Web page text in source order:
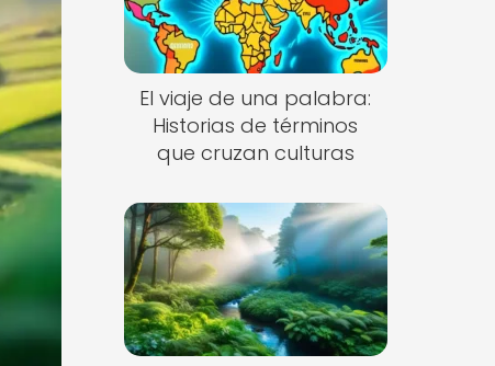
El viaje de una palabra:
Historias de términos
que cruzan culturas